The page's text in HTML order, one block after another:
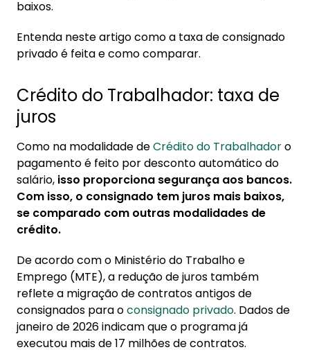
baixos.
Entenda neste artigo como a taxa de consignado
privado é feita e como comparar.
Crédito do Trabalhador: taxa de
juros
Como na modalidade deCrédito do Trabalhadoro
pagamento é feito por desconto automático do
salário, isso proporciona segurança aos bancos.
Com isso, o consignado tem juros mais baixos,
se comparado com outras modalidades de
crédito.
De acordo com o Ministério do Trabalho e
Emprego (MTE), a redução de juros também
reflete a migração de contratos antigos de
consignados para oconsignado privado. Dados de
janeiro de 2026 indicam que o programa já
executou mais de 17 milhões de contratos.